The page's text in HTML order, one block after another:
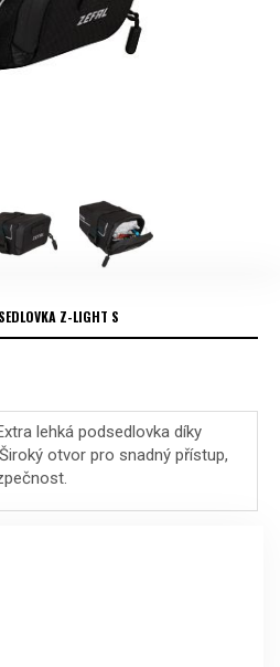
Z-LIGHT S
lehká podsedlovka díky
otvor pro snadný přístup,